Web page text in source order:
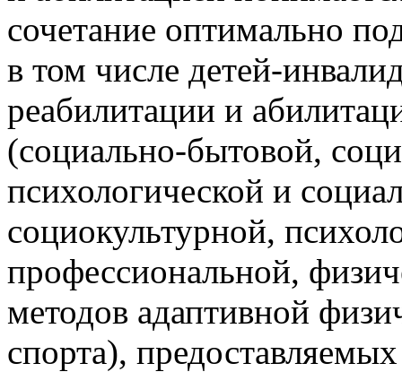
и абилитацией
сочетание оптимально
в том числе детей-
реабилитации и
(социально-бытовой,
психологической и
социокультурной,
профессиональной,
методов адаптивной